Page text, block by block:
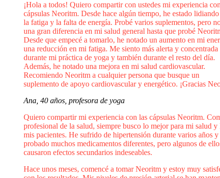
¡Hola a todos! Quiero compartir con ustedes mi experiencia
cápsulas Neoritm. Desde hace algún tiempo, he estado
la fatiga y la falta de energía. Probé varios suplementos, pero
una gran diferencia en mi salud general hasta que probé
Desde que empecé a tomarlo, he notado un aumento en mi
una reducción en mi fatiga. Me siento más alerta y concentrada
durante mi práctica de yoga y también durante el resto del día.
Además, he notado una mejora en mi salud cardiovascular.
Recomiendo Neoritm a cualquier persona que busque un
suplemento de apoyo cardiovascular y energético. ¡Gracias
Ana, 40 años, profesora de yoga
Quiero compartir mi experiencia con las cápsulas Neoritm.
profesional de la salud, siempre busco lo mejor para mi salud y
mis pacientes. He sufrido de hipertensión durante varios años y
probado muchos medicamentos diferentes, pero algunos de
causaron efectos secundarios indeseables.
Hace unos meses, comencé a tomar Neoritm y estoy muy